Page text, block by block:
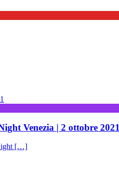
Venezia | 2 ottobre 2021
[…]